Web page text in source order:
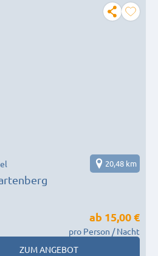
20,48 km
ab 15,00 €
pro Person / Nacht
ZUM ANGEBOT